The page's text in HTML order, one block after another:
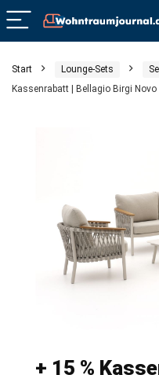
Start Lounge-Sets
Kassenrabatt | Bellagio Birgi
+ 15 %